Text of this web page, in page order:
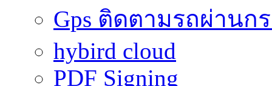
Gps ติดตามรถผ่านก
hybird cloud
PDF Signing